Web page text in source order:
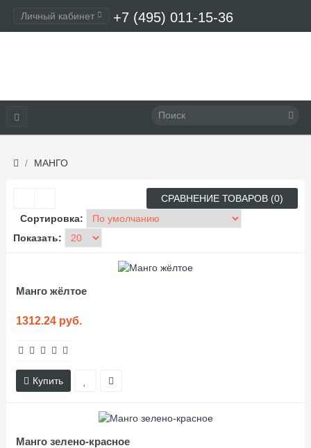
Личный кабинет +7 (495) 011-15-36
МАНГО
СРАВНЕНИЕ ТОВАРОВ (0)
Сортировка:
Показать:
Манго жёлтое
1312.24 руб.
Купить
Манго зелено-красное